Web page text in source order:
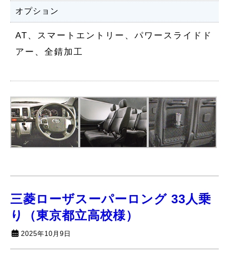
オプション
AT、スマートエントリー、パワースライドド
アー、全錆加工
三菱ローザスーパーロング 33人乗
り（東京都立高校様）
2025年10月9日